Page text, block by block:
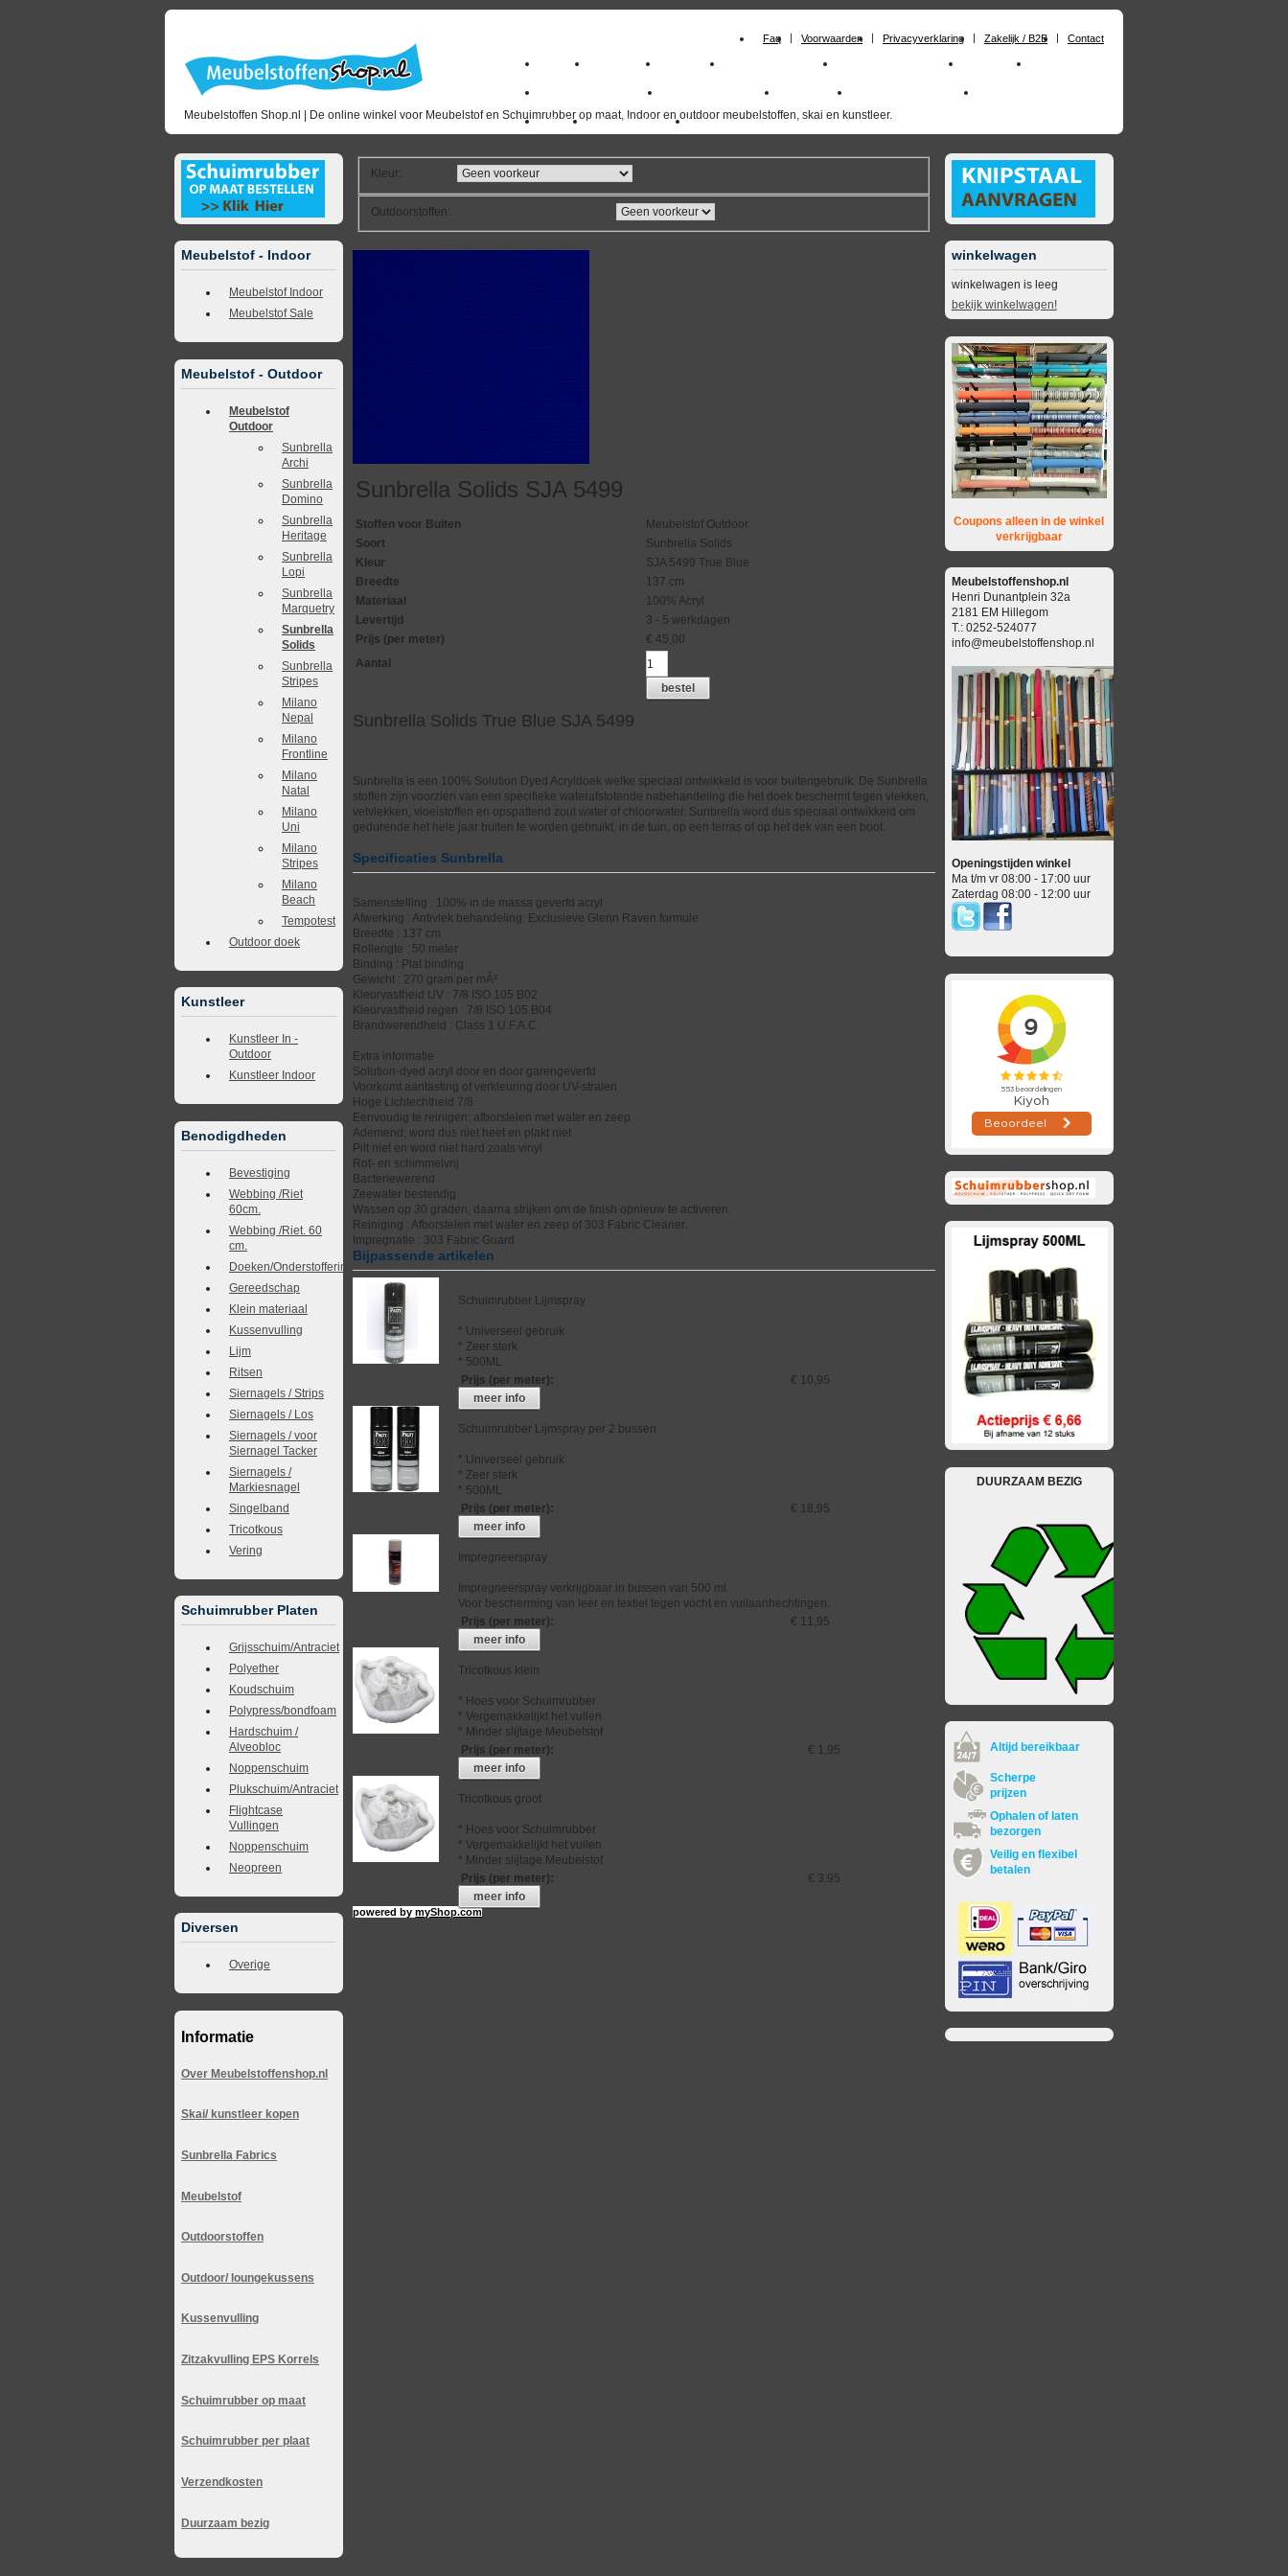
Faq Voorwaarden Privacyverklaring Zakelijk / B2B Contact
Meubelstoffen Shop.nl | De online winkel voor Meubelstof en Schuimrubber op maat, Indoor en outdoor meubelstoffen, skai en kunstleer.
Home Meubelstof Kunstleer Schuimrubberplaten Schuimrubber op maat Materialen
milano_outdoorstoffen skai kunstleer kopen outdoorstof skai_kunstleer outdoor
Outlet Meubelstof indoor duurzaam
Meubelstof - Indoor
Meubelstof Indoor
Meubelstof Sale
Meubelstof - Outdoor
Meubelstof
Outdoor
Sunbrella
Archi
Sunbrella
Domino
Sunbrella
Heritage
Sunbrella
Lopi
Sunbrella
Marquetry
Sunbrella
Solids
Sunbrella
Stripes
Milano
Nepal
Milano
Frontline
Milano
Natal
Milano
Uni
Milano
Stripes
Milano
Beach
Tempotest
Outdoor doek
Kunstleer
Kunstleer In -
Outdoor
Kunstleer Indoor
Benodigdheden
Bevestiging
Webbing /Riet
60cm.
Webbing /Riet. 60
cm.
Doeken/Onderstoffering
Gereedschap
Klein materiaal
Kussenvulling
Lijm
Ritsen
Siernagels / Strips
Siernagels / Los
Siernagels / voor
Siernagel Tacker
Siernagels /
Markiesnagel
Singelband
Tricotkous
Vering
Schuimrubber Platen
Grijsschuim/Antraciet
Polyether
Koudschuim
Polypress/bondfoam
Hardschuim /
Alveobloc
Noppenschuim
Plukschuim/Antraciet
Flightcase
Vullingen
Noppenschuim
Neopreen
Diversen
Overige
Informatie
Over Meubelstoffenshop.nl
Skai/ kunstleer kopen
Sunbrella Fabrics
Meubelstof
Outdoorstoffen
Outdoor/ loungekussens
Kussenvulling
Zitzakvulling EPS Korrels
Schuimrubber op maat
Schuimrubber per plaat
Verzendkosten
Duurzaam bezig
Kleur:
Outdoorstoffen:
Sunbrella Solids SJA 5499
Stoffen voor Buiten
Meubelstof Outdoor
Soort
Sunbrella Solids
Kleur
SJA 5499 True Blue
Breedte
137 cm
Materiaal
100% Acryl
Levertijd
3 - 5 werkdagen
Prijs (per meter)
€ 45,00
Aantal
bestel
Sunbrella Solids True Blue SJA 5499
Sunbrella is een 100% Solution Dyed Acryldoek welke speciaal ontwikkeld is voor buitengebruik. De Sunbrella
stoffen zijn voorzien van een specifieke waterafstotende nabehandeling die het doek beschermt tegen vlekken,
vetvlekken, vloeistoffen en opspattend zout water of chloorwater. Sunbrella word dus speciaal ontwikkeld om
gedurende het hele jaar buiten te worden gebruikt, in de tuin, op een terras of op het dek van een boot.
Specificaties Sunbrella
Samenstelling : 100% in de massa geverfd acryl
Afwerking : Antivlek behandeling: Exclusieve Glenn Raven formule
Breedte : 137 cm
Rollengte : 50 meter
Binding : Plat binding
Gewicht : 270 gram per mÂ²
Kleurvastheid UV : 7/8 ISO 105 B02
Kleurvastheid regen : 7/8 ISO 105 B04
Brandwerendheid : Class 1 U.F.A.C.
Extra informatie
Solution-dyed acryl door en door garengeverfd
Voorkomt aantasting of verkleuring door UV-stralen
Hoge Lichtechtheid 7/8
Eenvoudig te reinigen: afborstelen met water en zeep
Ademend; word dus niet heet en plakt niet
Pilt niet en word niet hard zoals vinyl
Rot- en schimmelvrij
Bacteriewerend
Zeewater bestendig
Wassen op 30 graden, daarna strijken om de finish opnieuw te activeren.
Reiniging : Afborstelen met water en zeep of 303 Fabric Cleaner.
Impregnatie : 303 Fabric Guard
Bijpassende artikelen
Schuimrubber Lijmspray
* Universeel gebruik
* Zeer sterk
* 500ML
Prijs (per meter):
€ 10,95
meer info
Schuimrubber Lijmspray per 2 bussen
* Universeel gebruik
* Zeer sterk
* 500ML
Prijs (per meter):
€ 18,95
meer info
Impregneerspray
Impregneerspray verkrijgbaar in bussen van 500 ml.
Voor bescherming van leer en textiel tegen vocht en vuilaanhechtingen.
Prijs (per meter):
€ 11,95
meer info
Tricotkous klein
* Hoes voor Schuimrubber
* Vergemakkelijkt het vullen
* Minder slijtage Meubelstof
Prijs (per meter):
€ 1,95
meer info
Tricotkous groot
* Hoes voor Schuimrubber
* Vergemakkelijkt het vullen
* Minder slijtage Meubelstof
Prijs (per meter):
€ 3,95
meer info
powered bymyShop.com
winkelwagen
winkelwagen is leeg
bekijk winkelwagen!
Coupons alleen in de winkel
verkrijgbaar
Meubelstoffenshop.nl
Henri Dunantplein 32a
2181 EM Hillegom
T.: 0252-524077
info@meubelstoffenshop.nl
Openingstijden winkel
Ma t/m vr 08:00 - 17:00 uur
Zaterdag 08:00 - 12:00 uur
DUURZAAM BEZIG
Altijd bereikbaar
Scherpe
prijzen
Ophalen of laten
bezorgen
Veilig en flexibel
betalen